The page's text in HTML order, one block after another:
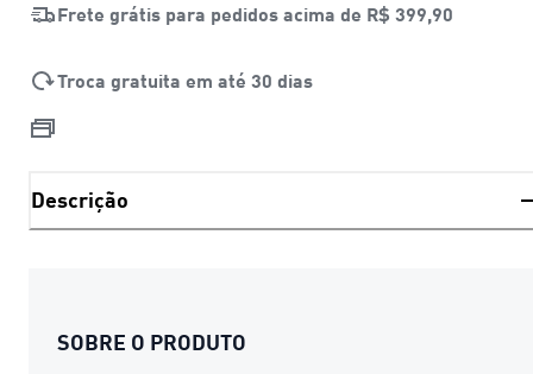
Frete grátis para pedidos acima de R$ 399,90
Troca gratuita em até 30 dias
Descrição
SOBRE O PRODUTO